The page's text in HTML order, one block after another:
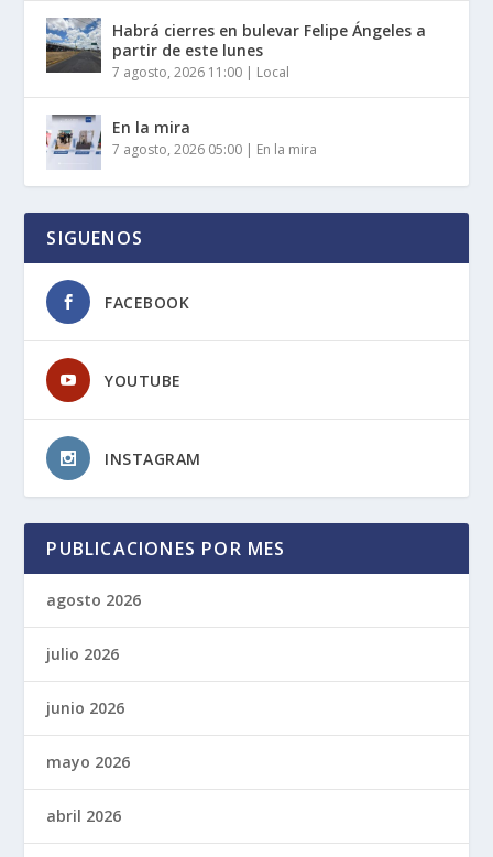
Habrá cierres en bulevar Felipe Ángeles a
partir de este lunes
7 agosto, 2026 11:00 | Local
En la mira
7 agosto, 2026 05:00 | En la mira
SIGUENOS
FACEBOOK
YOUTUBE
INSTAGRAM
PUBLICACIONES POR MES
agosto 2026
julio 2026
junio 2026
mayo 2026
abril 2026